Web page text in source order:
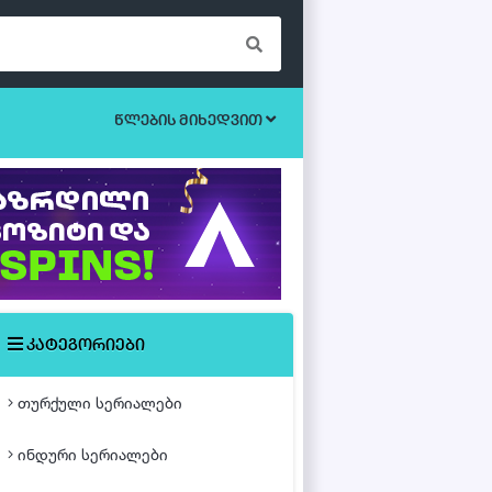
ბოევიკი
ეროტიული
ისტორიული
მძაფრ-სიუჟეტიანი
უკრაინული სერიალები
წლების მიხედვით
კატეგორიები
თურქული სერიალები
ინდური სერიალები